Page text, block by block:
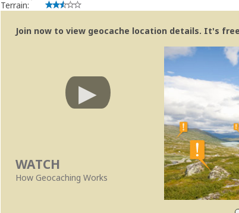
Terrain:
Join now to view geocache location details. It's
WATCH
How Geocaching Works